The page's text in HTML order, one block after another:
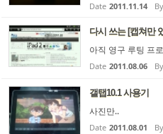
내서 오늘부터 액
정상사용할려고요
대신 현장일하면서
들 눈치보느라 제
봅니다..ㅎ 지방은
만 되니 오히려 해
Date 2011.11.14 By
다시 쓰는 [캡쳐만
아직 영구 루팅 프
Date 2011.08.06 By
갤탭10.1 사용기
사진만..
Date 2011.08.01 By